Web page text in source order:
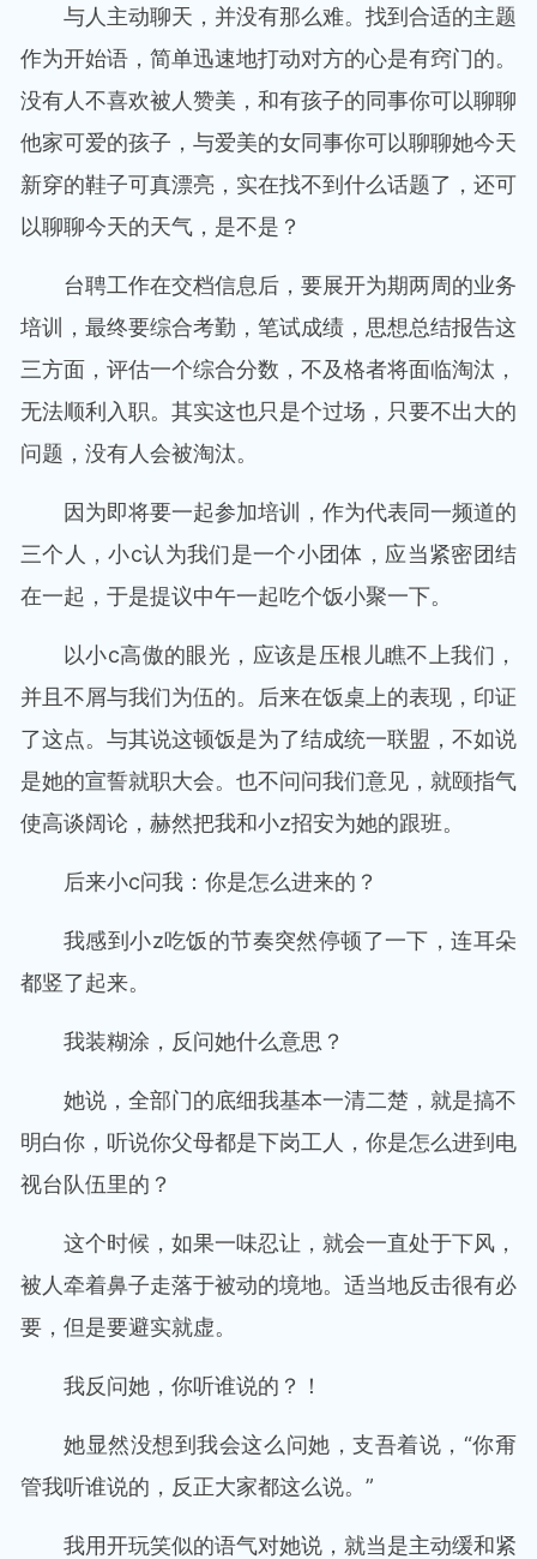
与人主动聊天，并没有那么难。找到合适的主题
作为开始语，简单迅速地打动对方的心是有窍门的。
没有人不喜欢被人赞美，和有孩子的同事你可以聊聊
他家可爱的孩子，与爱美的女同事你可以聊聊她今天
新穿的鞋子可真漂亮，实在找不到什么话题了，还可
以聊聊今天的天气，是不是？
台聘工作在交档信息后，要展开为期两周的业务
培训，最终要综合考勤，笔试成绩，思想总结报告这
三方面，评估一个综合分数，不及格者将面临淘汰，
无法顺利入职。其实这也只是个过场，只要不出大的
问题，没有人会被淘汰。
因为即将要一起参加培训，作为代表同一频道的
三个人，小c认为我们是一个小团体，应当紧密团结
在一起，于是提议中午一起吃个饭小聚一下。
以小c高傲的眼光，应该是压根儿瞧不上我们，
并且不屑与我们为伍的。后来在饭桌上的表现，印证
了这点。与其说这顿饭是为了结成统一联盟，不如说
是她的宣誓就职大会。也不问问我们意见，就颐指气
使高谈阔论，赫然把我和小z招安为她的跟班。
后来小c问我：你是怎么进来的？
我感到小z吃饭的节奏突然停顿了一下，连耳朵
都竖了起来。
我装糊涂，反问她什么意思？
她说，全部门的底细我基本一清二楚，就是搞不
明白你，听说你父母都是下岗工人，你是怎么进到电
视台队伍里的？
这个时候，如果一味忍让，就会一直处于下风，
被人牵着鼻子走落于被动的境地。适当地反击很有必
要，但是要避实就虚。
我反问她，你听谁说的？！
她显然没想到我会这么问她，支吾着说，“你甭
管我听谁说的，反正大家都这么说。”
我用开玩笑似的语气对她说，就当是主动缓和紧